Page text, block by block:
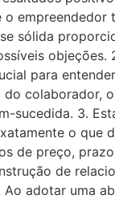
sólida
objeções.
para
colaborador,
sucedida. 3.
o
de preço,
de
adotar uma